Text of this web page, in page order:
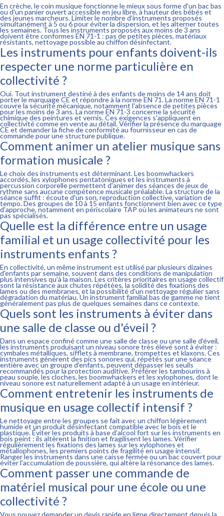
En crèche, le coin musique fonctionne le mieux sous forme d'un bac bas
ou d'un panier ouvert accessible en jeu libre, à hauteur des bébés et
des jeunes marcheurs. Limiter le nombre d'instruments proposés
simultanément à 5 ou 6 pour éviter la dispersion, et les alterner toutes
les semaines. Tous les instruments proposés aux moins de 3 ans
doivent être conformes EN 71-1 : pas de petites pièces, matériaux
résistants, nettoyage possible au chiffon désinfectant.
Les instruments pour enfants doivent-ils
respecter une norme particulière en
collectivité ?
Oui. Tout instrument destiné à des enfants de moins de 14 ans doit
porter le marquage CE et répondre à la norme EN 71. La norme EN 71-1
couvre la sécurité mécanique, notamment l'absence de petites pièces
pour les moins de 3 ans. La norme EN 71-3 concerne la sécurité
chimique des peintures et vernis. Ces exigences s'appliquent en
collectivité comme en vente au détail. Vérifier la présence du marquage
CE et demander la fiche de conformité au fournisseur en cas de
commande pour une structure publique.
Comment animer un atelier musique sans
formation musicale ?
Le choix des instruments est déterminant. Les boomwhackers
accordés, les xylophones pentatoniques et les instruments à
percussion corporelle permettent d'animer des séances de jeux de
rythme sans aucune compétence musicale préalable. La structure de la
séance suffit : écoute d'un son, reproduction collective, variation de
tempo. Des groupes de 10 à 15 enfants fonctionnent bien avec ce type
d'approche, notamment en périscolaire TAP où les animateurs ne sont
pas spécialisés.
Quelle est la différence entre un usage
familial et un usage collectivité pour les
instruments enfants ?
En collectivité, un même instrument est utilisé par plusieurs dizaines
d'enfants par semaine, souvent dans des conditions de manipulation
plus intensives qu'à la maison. Les critères prioritaires en usage collectif
sont la résistance aux chutes répétées, la solidité des fixations des
lames ou des membranes, et la possibilité d'un nettoyage régulier sans
dégradation du matériau. Un instrument familial bas de gamme ne tient
généralement pas plus de quelques semaines dans ce contexte.
Quels sont les instruments à éviter dans
une salle de classe ou d'éveil ?
Dans un espace confiné comme une salle de classe ou une salle d'éveil,
les instruments produisant un niveau sonore très élevé sont à éviter :
cymbales métalliques, sifflets à membrane, trompettes et klaxons. Ces
instruments génèrent des pics sonores qui, répétés sur une séance
entière avec un groupe d'enfants, peuvent dépasser les seuils
recommandés pour la protection auditive. Préférer les tambourins à
peau souple, les cloches, les boomwhackers et les xylophones, dont le
niveau sonore est naturellement adapté à un usage en intérieur.
Comment entretenir les instruments de
musique en usage collectif intensif ?
Le nettoyage entre les groupes se fait avec un chiffon légèrement
humide et un produit désinfectant compatible avec le bois et le
plastique. Éviter les produits à base d'alcool fort sur les instruments en
bois peint : ils altèrent la finition et fragilisent les lames. Vérifier
régulièrement les fixations des lames sur les xylophones et
métallophones, les premiers points de fragilité en usage intensif.
Ranger les instruments dans une caisse fermée ou un bac couvert pour
éviter l'accumulation de poussière, qui altère la résonance des lames.
Comment passer une commande de
matériel musical pour une école ou une
collectivité ?
Vous pouvez demander un devis rapide en ligne directement depuis la